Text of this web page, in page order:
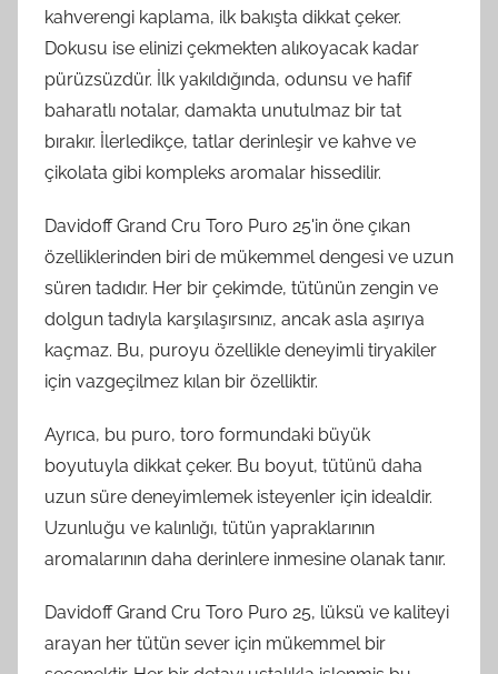
kahverengi kaplama, ilk bakışta dikkat çeker.
Dokusu ise elinizi çekmekten alıkoyacak kadar
pürüzsüzdür. İlk yakıldığında, odunsu ve hafif
baharatlı notalar, damakta unutulmaz bir tat
bırakır. İlerledikçe, tatlar derinleşir ve kahve ve
çikolata gibi kompleks aromalar hissedilir.
Davidoff Grand Cru Toro Puro 25'in öne çıkan
özelliklerinden biri de mükemmel dengesi ve uzun
süren tadıdır. Her bir çekimde, tütünün zengin ve
dolgun tadıyla karşılaşırsınız, ancak asla aşırıya
kaçmaz. Bu, puroyu özellikle deneyimli tiryakiler
için vazgeçilmez kılan bir özelliktir.
Ayrıca, bu puro, toro formundaki büyük
boyutuyla dikkat çeker. Bu boyut, tütünü daha
uzun süre deneyimlemek isteyenler için idealdir.
Uzunluğu ve kalınlığı, tütün yapraklarının
aromalarının daha derinlere inmesine olanak tanır.
Davidoff Grand Cru Toro Puro 25, lüksü ve kaliteyi
arayan her tütün sever için mükemmel bir